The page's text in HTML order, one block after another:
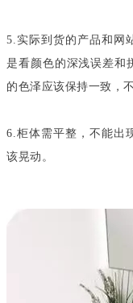
5.实际到货的产品和网
是看颜色的深浅误差和
的色泽应该保持一致，
6.柜体需平整，不能出
该晃动。